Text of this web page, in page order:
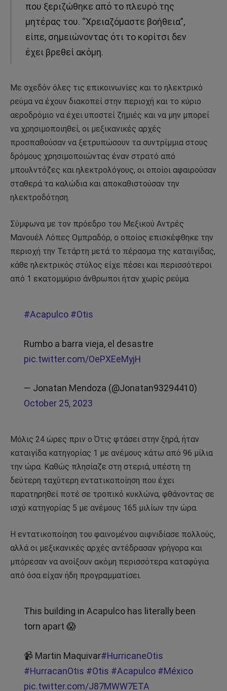
που ξεριζώθηκε από το πλευρό της
μητέρας του. “Χρειαζόμαστε βοήθεια”,
είπε, σημειώνοντας ότι το κορίτσι δεν
έχει βρεθεί ακόμη.
Με σχεδόν όλες τις επικοινωνίες και το ηλεκτρικό
ρεύμα να έχουν διακοπεί στην περιοχή και το κύριο
αεροδρόμιο να έχει υποστεί ζημιές και να μην μπορεί
να χρησιμοποιηθεί, οι μεξικανικές αρχές
προσπαθούσαν να ξετρυπώσουν τα συντρίμμια στους
δρόμους χρησιμοποιώντας έναν στρατό από
μπουλντόζες και ηλεκτρολόγους, οι οποίοι αφαιρούσαν
σταθερά τα καλώδια και αποκαθιστούσαν την
ηλεκτροδότηση.
Σύμφωνα με τον πρόεδρο του Μεξικού Αντρές
Μανουέλ Λόπες Ομπραδόρ, ο οποίος επισκέφθηκε την
περιοχή την Τετάρτη μετά το πέρασμα της καταιγίδας,
κάθε ηλεκτρικός στύλος είχε πέσει και περισσότεροι
από 1 εκατομμύριο άνθρωποι ήταν χωρίς ρεύμα.
#Acapulco #Otis
Rumbo a barra vieja, el desastre
pic.twitter.com/OePXEeMyjH
— Jonatan Mendoza (@Jonatan93294410)
October 25, 2023
Μόλις 24 ώρες πριν ο Ότις φτάσει στην ξηρά, ήταν
καταιγίδα κατηγορίας 1 με ανέμους κάτω από 96 μίλια
την ώρα. Καθώς πλησίαζε στη στεριά, υπέστη τη
δεύτερη ταχύτερη εντατικοποίηση που έχει
παρατηρηθεί ποτέ σε τροπικό κυκλώνα, φθάνοντας σε
ισχύ κατηγορίας 5 με ανέμους 165 μιλίων την ώρα.
Η εντατικοποίηση του φαινομένου αιφνιδίασε πολλούς,
αλλά οι μεξικανικές αρχές αντέδρασαν γρήγορα και
μπόρεσαν να ανοίξουν ακόμη περισσότερα καταφύγια
από όσα είχαν ήδη προγραμματίσει.
This building in Acapulco has literally been
torn apart 😱
📹 Martin Maquivar#HurricaneOtis
#HurracanOtis #Otis #Acapulco #México
pic.twitter.com/J87MWW7ETA